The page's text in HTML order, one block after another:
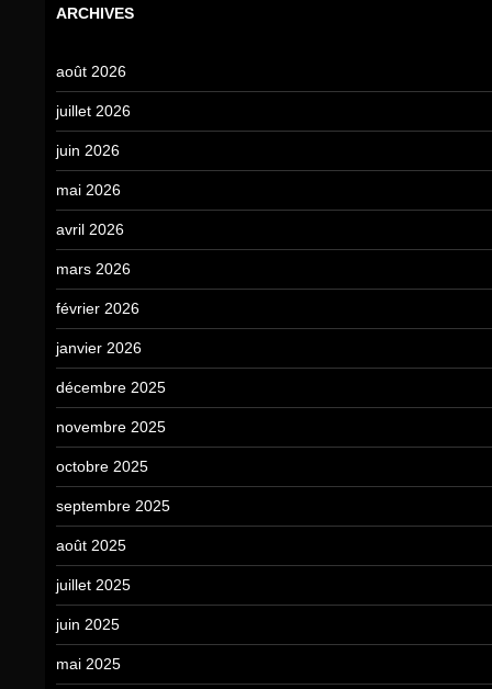
ARCHIVES
août 2026
juillet 2026
juin 2026
mai 2026
avril 2026
mars 2026
février 2026
janvier 2026
décembre 2025
novembre 2025
octobre 2025
septembre 2025
août 2025
juillet 2025
juin 2025
mai 2025